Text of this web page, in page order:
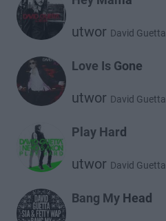
utwor David Guetta
utwor Afrojack
Love Is Gone
utwor David Guetta
Play Hard
utwor David Guetta
Bang My Head